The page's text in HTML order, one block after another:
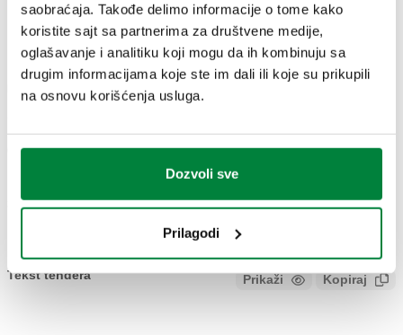
saobraćaja. Takođe delimo informacije o tome kako
koristite sajt sa partnerima za društvene medije,
oglašavanje i analitiku koji mogu da ih kombinuju sa
drugim informacijama koje ste im dali ili koje su prikupili
na osnovu korišćenja usluga.
Dozvoli sve
Prilagodi
CRTEŽI I SPECIFIKACIJE
Attacco 1
657400 G 1/2" A (ISO 228-1) M G 1/2" (ISO 228-1) F
3D modeli
Tekst tendera Prikaži Kopiraj